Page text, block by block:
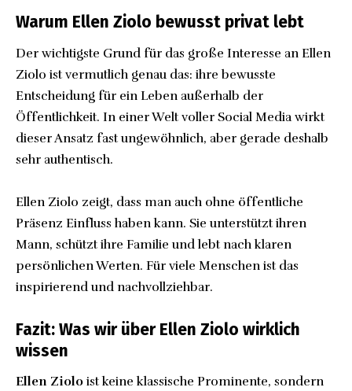
Warum Ellen Ziolo bewusst privat lebt
Der wichtigste Grund für das große Interesse an Ellen
Ziolo ist vermutlich genau das: ihre bewusste
Entscheidung für ein Leben außerhalb der
Öffentlichkeit. In einer Welt voller Social Media wirkt
dieser Ansatz fast ungewöhnlich, aber gerade deshalb
sehr authentisch.
Ellen Ziolo zeigt, dass man auch ohne öffentliche
Präsenz Einfluss haben kann. Sie unterstützt ihren
Mann, schützt ihre Familie und lebt nach klaren
persönlichen Werten. Für viele Menschen ist das
inspirierend und nachvollziehbar.
Fazit: Was wir über Ellen Ziolo wirklich
wissen
Ellen Ziolo ist keine klassische Prominente, sondern